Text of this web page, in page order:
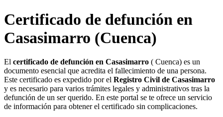
Certificado de defunción en
Casasimarro (Cuenca)
El certificado de defunción en Casasimarro ( Cuenca) es un
documento esencial que acredita el fallecimiento de una persona.
Este certificado es expedido por el Registro Civil de Casasimarro
y es necesario para varios trámites legales y administrativos tras la
defunción de un ser querido. En este portal se te ofrece un servicio
de información para obtener el certificado sin complicaciones.